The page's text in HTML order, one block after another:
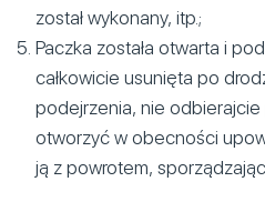
został wykonany, itp.;
Paczka została otwarta i
całkowicie usunięta po
podejrzenia, nie odbierajcie
otworzyć w obecności
ją z powrotem,